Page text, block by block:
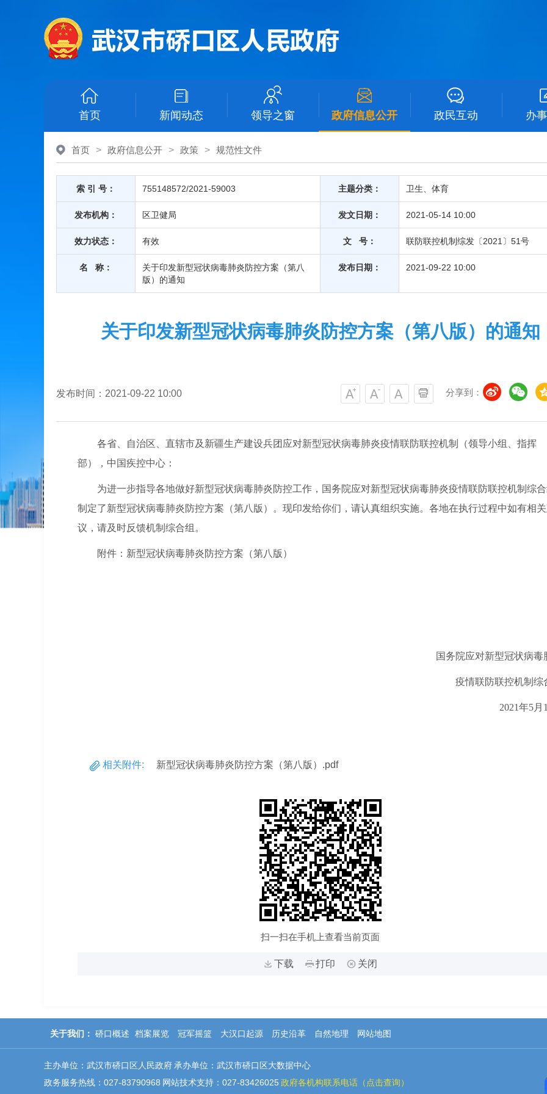
首页 新闻动态 领导之窗 政府信息公开 政民互动 办
首页 > 政府信息公开 > 政策 > 规范性文件
索 引 号： 755148572/2021-59003 主题分类： 卫生、体育
发布机构： 区卫健局 发文日期： 2021-05-14 10:00
效力状态： 有效 文 号： 联防联控机制综发〔2021〕51号
名 称：
关于印发新型冠状病毒肺炎防控方案（第八
版）的通知
发布日期： 2021-09-22 10:00
关于印发新型冠状病毒肺炎防控方案（第八版）的通知
分享到：
发布时间：2021-09-22 10:00
各省、自治区、直辖市及新疆生产建设兵团应对新型冠状病毒肺炎疫情联防联控机制（领导小组、指挥
部），中国疾控中心：
为进一步指导各地做好新型冠状病毒肺炎防控工作，国务院应对新型冠状病毒肺炎疫情联防联控机制综
制定了新型冠状病毒肺炎防控方案（第八版）。现印发给你们，请认真组织实施。各地在执行过程中如有相
议，请及时反馈机制综合组。
附件：新型冠状病毒肺炎防控方案（第八版）
国务院应对新型冠状病毒
疫情联防联控机制综
2021年5月
相关附件: 新型冠状病毒肺炎防控方案（第八版）.pdf
扫一扫在手机上查看当前页面
下载 打印 关闭
关于我们： 硚口概述 档案展览 冠军摇篮 大汉口起源 历史沿革 自然地理 网站地图
主办单位：武汉市硚口区人民政府承办单位：武汉市硚口区大数据中心
政务服务热线：027-83790968 网站技术支持：027-83426025 政府各机构联系电话（点击查询）